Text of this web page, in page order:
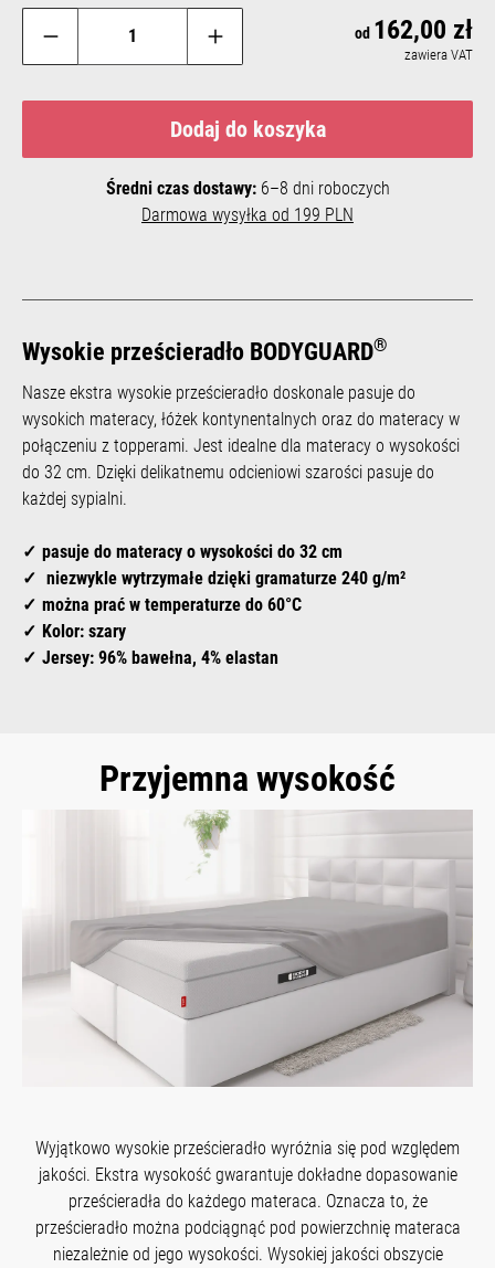
Wysokie prześcieradło BODYGUARD®
Nasze ekstra wysokie prześcieradło doskonale pasuje do
wysokich materacy, łóżek kontynentalnych oraz do materacy w
połączeniu z topperami. Jest idealne dla materacy o wysokości
do 32 cm. Dzięki delikatnemu odcieniowi szarości pasuje do
każdej sypialni.
pasuje do materacy o wysokości do 32 cm
niezwykle wytrzymałe dzięki gramaturze 240 g/m²
można prać w temperaturze do 60°C
Kolor: szary
Jersey: 96% bawełna, 4% elastan
od 162,00 zł
zawiera VAT
Dodaj do koszyka
Średni czas dostawy:6–8 dni roboczych
Darmowa wysyłka od 199 PLN
Przyjemna wysokość
Wyjątkowo wysokie prześcieradło wyróżnia się pod względem
jakości. Ekstra wysokość gwarantuje dokładne dopasowanie
prześcieradła do każdego materaca. Oznacza to, że
prześcieradło można podciągnąć pod powierzchnię materaca
niezależnie od jego wysokości. Wysokiej jakości obszycie